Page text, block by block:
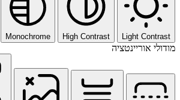
Light Contrast
High Contrast
Monochrome
מודולי אוריינטציה